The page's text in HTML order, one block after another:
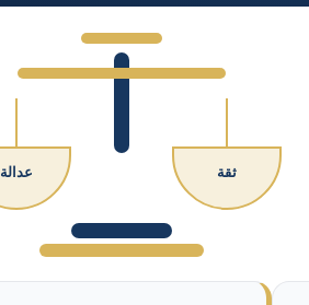
ثقة عدالة